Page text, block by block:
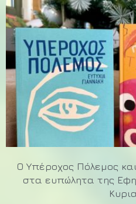
Ο Υπέροχος Πόλεμος
στα ευπώλητα της